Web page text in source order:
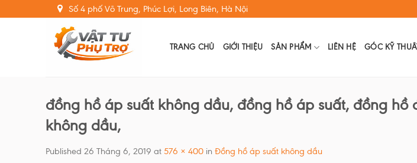
to
Số 4 phố Võ Trung, Phúc Lợi, Long Biên, Hà Nội
TRANG CHỦ GIỚI THIỆU SẢN PHẨM LIÊN HỆ GÓC KỸ
đồng hồ áp suất không dầu, đồng hồ áp suất, đồng
không dầu,
Published 26 Tháng 6, 2019 at 576 × 400 in Đồng hồ áp suất không dầu